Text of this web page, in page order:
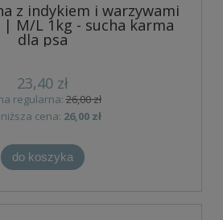
z indykiem i warzywami
M/L 1kg - sucha karma
dla psa
23,40 zł
regularna:26,00 zł
cena: 26,00 zł
do koszyka